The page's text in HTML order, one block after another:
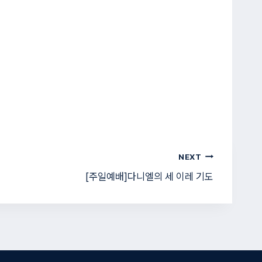
NEXT
[주일예배]다니엘의 세 이레 기도